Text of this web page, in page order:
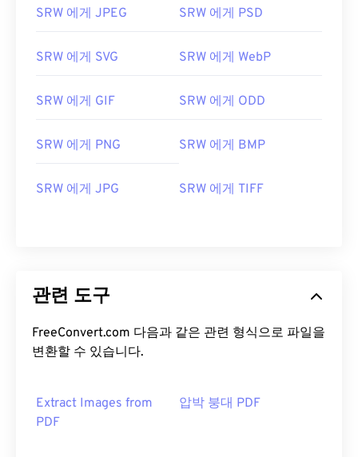
SRW 에게 JPEG SRW 에게 PSD
SRW 에게 SVG SRW 에게 WebP
SRW 에게 GIF SRW 에게 ODD
SRW 에게 PNG SRW 에게 BMP
SRW 에게 JPG SRW 에게 TIFF
관련 도구
FreeConvert.com 다음과 같은 관련 형식으로 파일을
변환할 수 있습니다.
Extract Images from
PDF
압박 붕대 PDF